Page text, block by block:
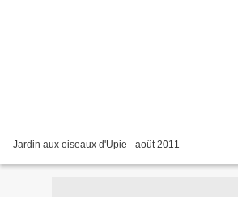
Jardin aux oiseaux d'Upie - août 2011